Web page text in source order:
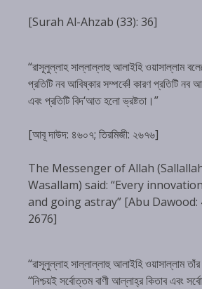
[Surah Al-Ahzab (33): 36]
“রাসূলুল্লাহ সাল্লাল্লাহু আলাইহি ওয়াসাল্লাম
প্রতিটি নব আবিষ্কার সম্পর্কে! কারণ প্রতিটি নব
এবং প্রতিটি বিদ‘আত হলো ভ্রষ্টতা।”
[আবূ দাউদ: ৪৬০৭; তিরমিজী: ২৬৭৬]
The Messenger of Allah
Wasallam) said: “Every
and going astray” [Abu Dawood:
2676]
“রাসূলুল্লাহ সাল্লাল্লাহু আলাইহি ওয়াসাল্লাম
“নিশ্চয়ই সর্বোত্তম বাণী আল্লাহ্‌র কিতাব এবং